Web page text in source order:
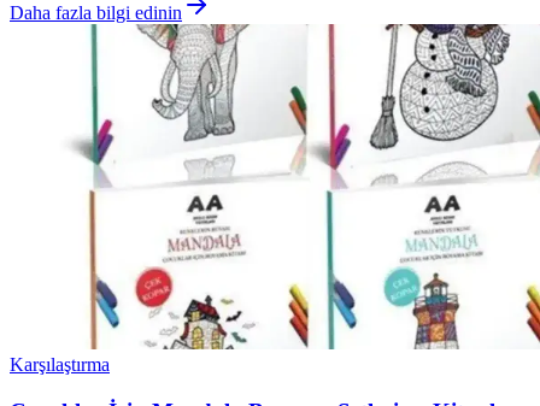
Daha fazla bilgi edinin
Karşılaştırma